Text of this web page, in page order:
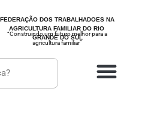
FEDERAÇÃO DOS TRABALHADOES NA
AGRICULTURA FAMILIAR DO RIO
GRANDE DO SUL
“Construindo um futuro melhor para a
agricultura familiar”